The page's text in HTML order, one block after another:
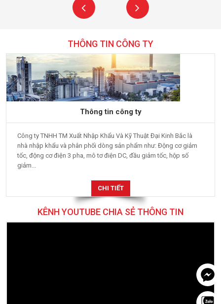
THÔNG TIN CÔNG TY
Thông tin công ty
Công ty TNHH TM Xuất Nhập Khẩu Và Kỹ Thuật Đại Kinh Bắc là
nhà nhập khẩu và phân phối dòng sản phẩm như: Động cơ giảm
tốc, động cơ điện 3 pha, mô tơ điện DC, đầu giảm tốc, hộp số
giảm...
CHI TIẾT
KÊNH YOUTUBE CHIA SẺ THÔNG TIN